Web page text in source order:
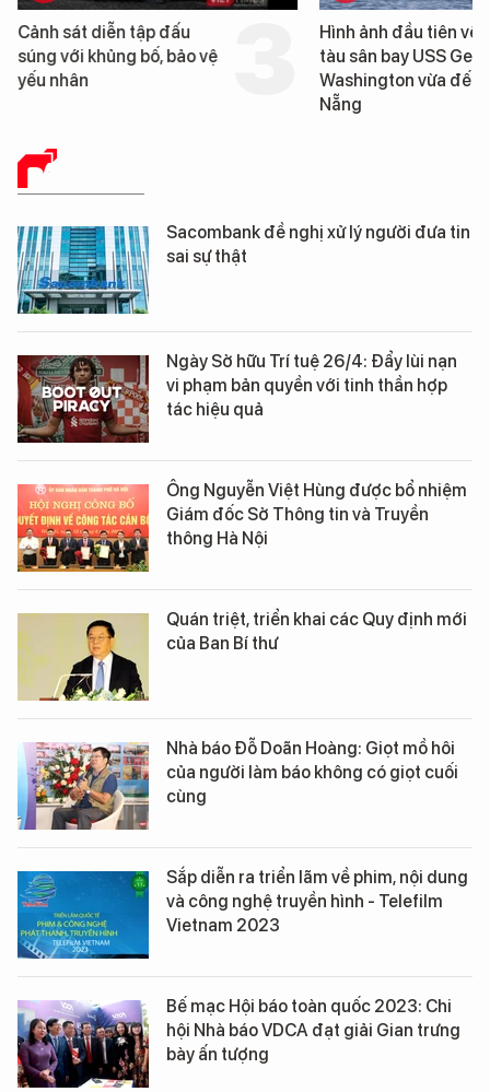
Cảnh sát diễn tập đấu
súng với khủng bố, bảo vệ
yếu nhân
Hình ảnh đầu tiên về
tàu sân bay USS
Washington vừa đến
Nẵng
BÁO CHÍ SỐ
Sacombank đề nghị xử lý người đưa tin
sai sự thật
Ngày Sở hữu Trí tuệ 26/4: Đẩy lùi nạn
vi phạm bản quyền với tinh thần hợp
tác hiệu quả
Ông Nguyễn Việt Hùng được bổ nhiệm
Giám đốc Sở Thông tin và Truyền
thông Hà Nội
Quán triệt, triển khai các Quy định mới
của Ban Bí thư
Nhà báo Đỗ Doãn Hoàng: Giọt mồ hôi
của người làm báo không có giọt cuối
cùng
Sắp diễn ra triển lãm về phim, nội dung
và công nghệ truyền hình - Telefilm
Vietnam 2023
Bế mạc Hội báo toàn quốc 2023: Chi
hội Nhà báo VDCA đạt giải Gian trưng
bày ấn tượng